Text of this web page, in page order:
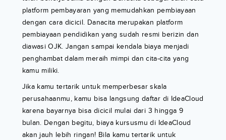
platform pembayaran yang memudahkan pembiayaan
dengan cara dicicil. Danacita merupakan platform
pembiayaan pendidikan yang sudah resmi berizin dan
diawasi OJK. Jangan sampai kendala biaya menjadi
penghambat dalam meraih mimpi dan cita-cita yang
kamu miliki.
Jika kamu tertarik untuk memperbesar skala
perusahaanmu, kamu bisa langsung daftar di IdeaCloud
karena bayarnya bisa dicicil mulai dari 3 hingga 9
bulan. Dengan begitu, biaya kursusmu di IdeaCloud
akan jauh lebih ringan! Bila kamu tertarik untuk